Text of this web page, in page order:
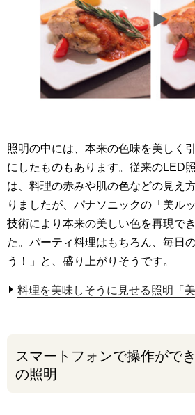
照明の中には、本来の色味を美しく
にしたものもあります。従来のLED
は、料理の赤みや肌の色などの見え
りましたが、パナソニックの「美ル
技術により本来の美しい色を再現で
た。パーティ料理はもちろん、毎日
う！」と、盛り上がりそうです。
料理を美味しそうに見せる照明「
スマートフォンで操作がで
の照明